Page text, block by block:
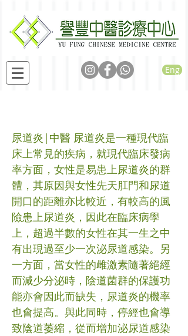
Eng
尿道炎|中醫 尿道炎是一種現代臨
床上常見的疾病，就現代臨床發病
率方面，女性是易患上尿道炎的群
體，其原因與女性先天肛門和尿道
開口的距離亦比較近，有較高的風
險患上尿道炎，因此在臨床病學
上，超過半數的女性在其一生之中
有出現過至少一次泌尿道感染。另
一方面，當女性的雌激素隨著絕經
而減少分泌時，陰道菌群的保護功
能亦會因此而缺失，尿道炎的機率
也會提高。與此同時，停經也會導
致陰道萎縮，從而增加泌尿道感染